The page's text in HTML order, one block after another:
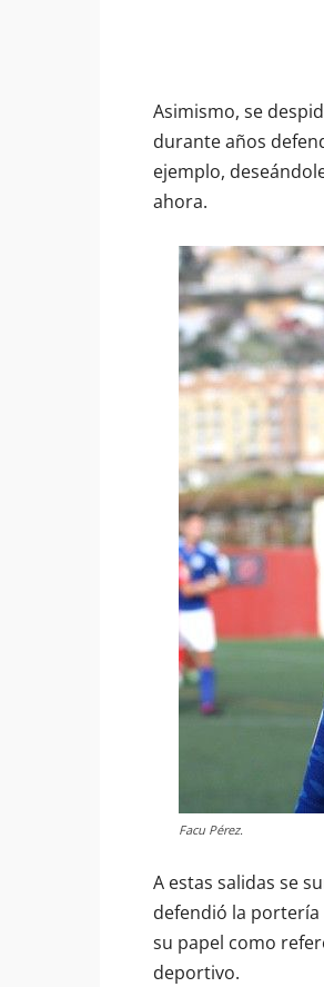
Asimismo, se
durante años
ejemplo,
ahora.
Facu Pérez.
A estas salidas se
defendió la
su papel como
deportivo.